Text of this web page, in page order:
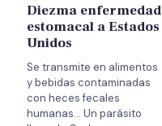
Diezma enfermedad
estomacal a Estados
Unidos
Se transmite en alimentos
y bebidas contaminadas
con heces fecales
humanas… Un parásito